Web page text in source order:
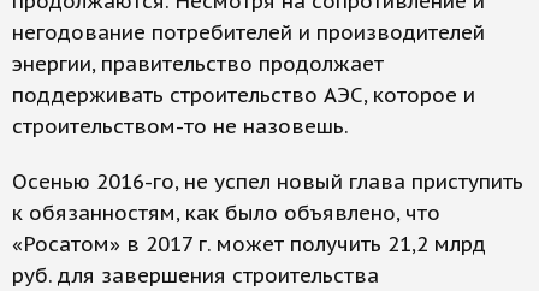
негодование потребителей и производителей
энергии, правительство продолжает
поддерживать строительство АЭС, которое и
строительством-то не назовешь.
Осенью 2016-го, не успел новый глава приступить
к обязанностям, как было объявлено, что
«Росатом» в 2017 г. может получить 21,2 млрд
руб. для завершения строительства